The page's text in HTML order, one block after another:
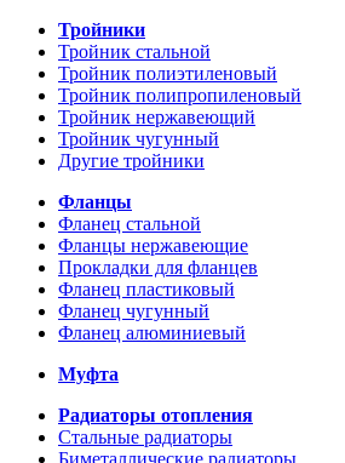
Тройники
Тройник стальной
Тройник полиэтиленовый
Тройник полипропиленовый
Тройник нержавеющий
Тройник чугунный
Другие тройники
Фланцы
Фланец стальной
Фланцы нержавеющие
Прокладки для фланцев
Фланец пластиковый
Фланец чугунный
Фланец алюминиевый
Муфта
Радиаторы отопления
Стальные радиаторы
Биметаллические радиаторы